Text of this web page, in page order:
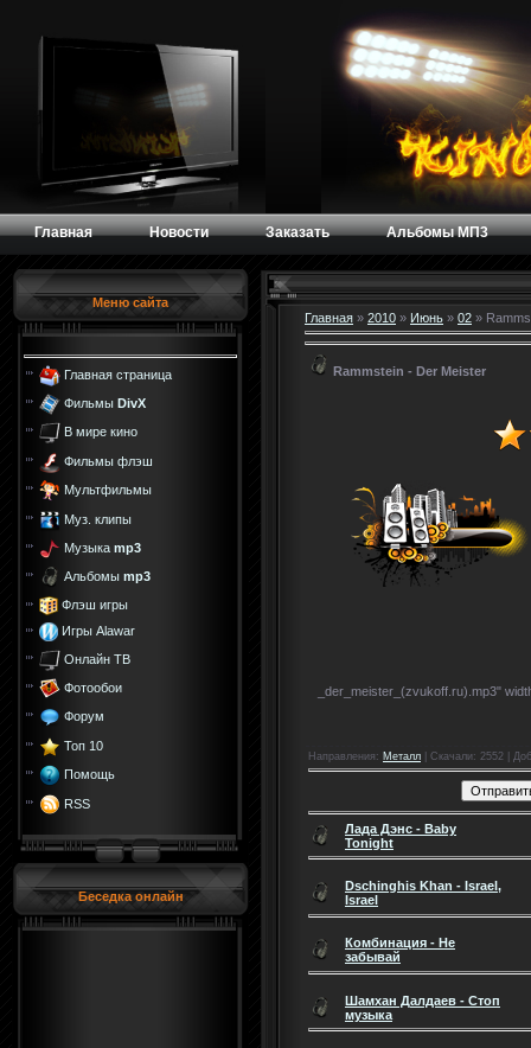
Главная Новости Заказать Альбомы МП3
Меню сайта
Главная страница
Фильмы DivX
В мире кино
Фильмы флэш
Мультфильмы
Муз. клипы
Музыка mp3
Альбомы mp3
Флэш игры
Игры Alawar
Онлайн ТВ
Фотообои
Форум
Топ 10
Помощь
RSS
Беседка онлайн
Главная » 2010 » Июнь » 02 »
Rammstein - Der Meister
_der_meister_(zvukoff.ru).mp3"
Направления : Металл Скачали: 2552 |
Лада Дэнс - Baby
Tonight
Dschinghis Khan - Israel,
Israel
Комбинация - Не
забывай
Шамхан Далдаев - Стоп
музыка